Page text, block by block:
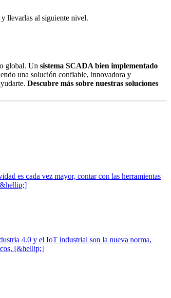
llevarlas al siguiente nivel.
global. Un sistema SCADA bien implementado
una solución confiable, innovadora y
Descubre más sobre nuestras soluciones
es cada vez mayor, contar con las herramientas
4.0 y el IoT industrial son la nueva norma,
[&hellip;]